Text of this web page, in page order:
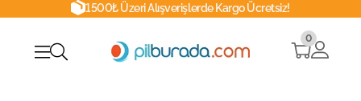
1500₺ Üzeri Alışverişlerde Kargo Ücretsiz!
0